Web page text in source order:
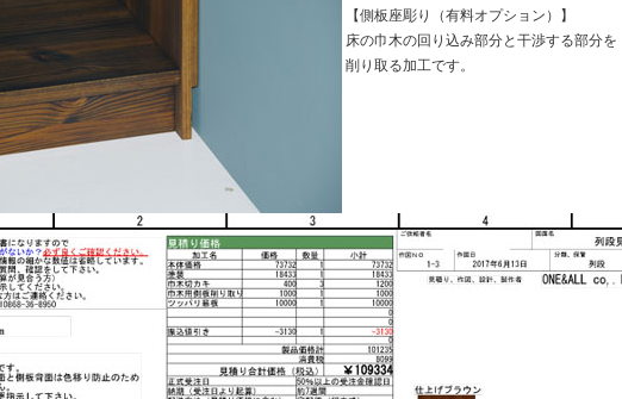
【側板座彫り（有料オプション）】
床の巾木の回り込み部分と干渉する部分を
削り取る加工です。